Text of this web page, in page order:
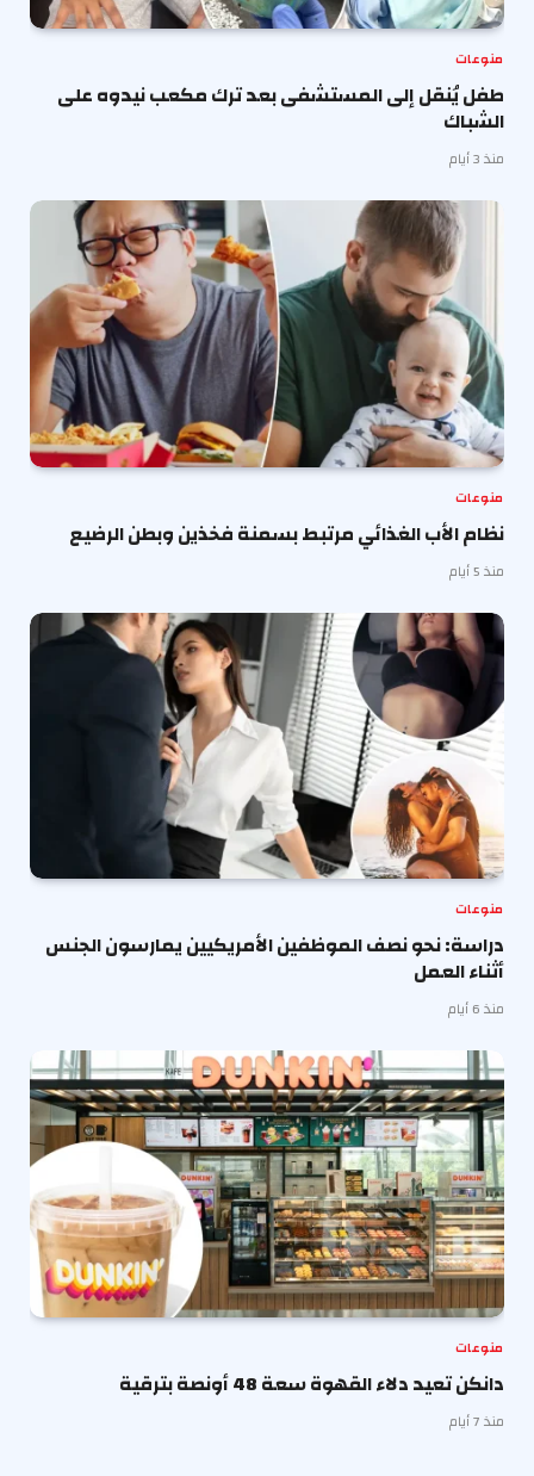
منوعات
طفل يُنقل إلى المستشفى بعد ترك مكعب نيدوه على
الشباك
منذ 3 أيام
منوعات
نظام الأب الغذائي مرتبط بسمنة فخذين وبطن الرضيع
منذ 5 أيام
منوعات
دراسة: نحو نصف الموظفين الأمريكيين يمارسون الجنس
أثناء العمل
منذ 6 أيام
منوعات
دانكن تعيد دلاء القهوة سعة 48 أونصة بترقية
منذ 7 أيام